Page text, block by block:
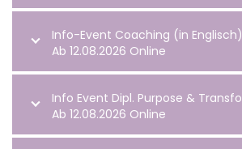
Info-Event Coaching (in Englisch)
Ab 12.08.2026 Online
Info Event Dipl. Purpose &
Ab 12.08.2026 Online